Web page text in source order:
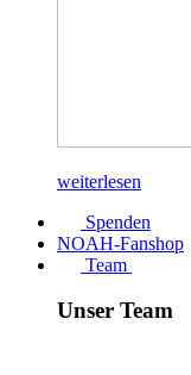
weiterlesen
Spenden
NOAH-Fanshop
Team
Unser Team